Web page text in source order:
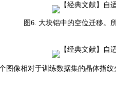
图6. 大块铝中的空位迁移。
图像相对于训练数据集的晶体指